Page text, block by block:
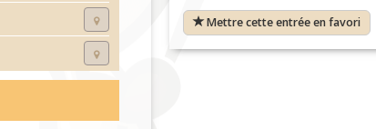
Mettre cette entrée en favori